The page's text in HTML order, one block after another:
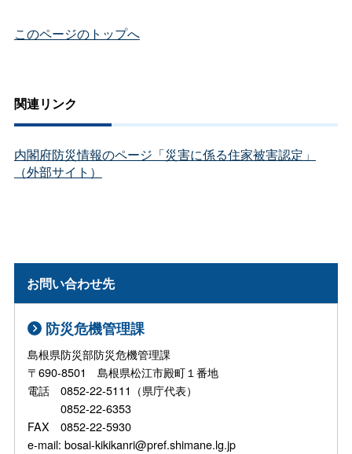
このページのトップへ
関連リンク
内閣府防災情報のページ「災害に係る住家被害認定」
（外部サイト）
お問い合わせ先
防災危機管理課
島根県防災部防災危機管理課
〒690-8501 島根県松江市殿町１番地
電話 0852-22-5111（県庁代表）
0852-22-6353
FAX 0852-22-5930
e-mail: bosai-kikikanri@pref.shimane.lg.jp